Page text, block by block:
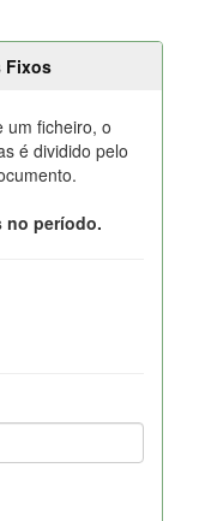
Fixos
um ficheiro, o
é dividido pelo
no período.